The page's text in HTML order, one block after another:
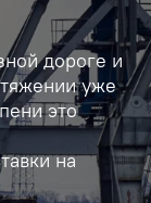
дороге и
уже
это
на